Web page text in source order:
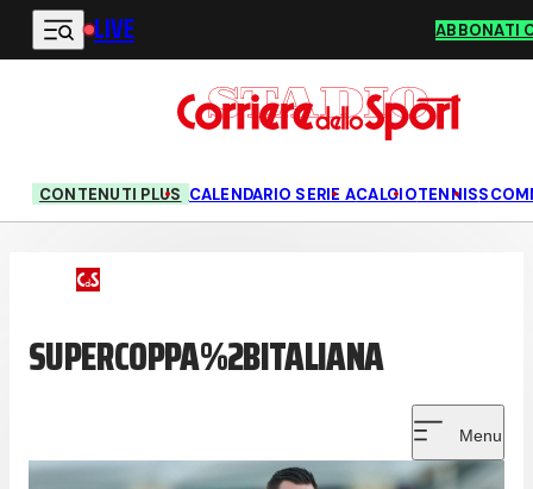
Vai al contenuto principale
LIVE ABBONATI
CONTENUTI PLUS CALENDARIO SERIE ACALCIOTENNIS
SUPERCOPPA%2BITALIANA
Menu